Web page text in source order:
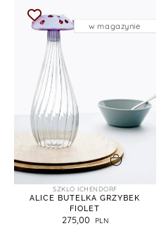
dodaj do koszyka
SZKLO ICHENDORF
ALICE BUTELKA GRZYBEK
FIOLET
275,00
w magazynie